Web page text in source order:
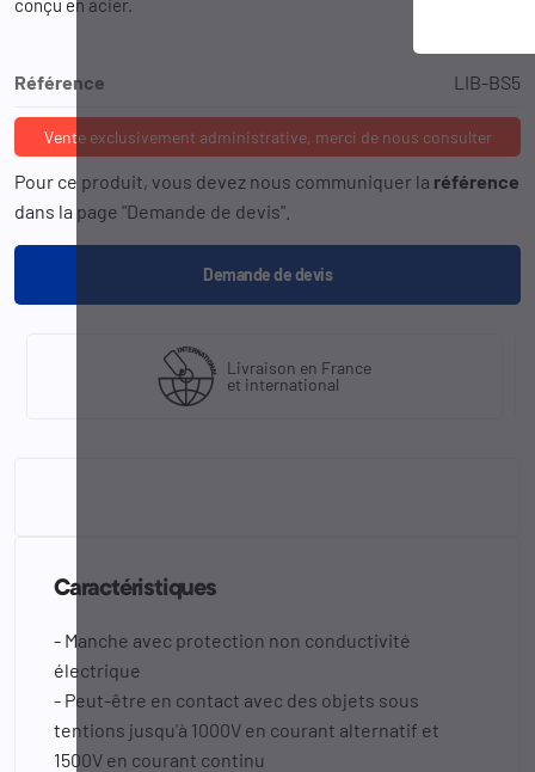
Référence LIB-BS5
Vente exclusivement administrative, merci de nous consulter
Pour ce produit, vous devez nous communiquer la référence
dans la page "Demande de devis".
Demande de devis
Livraison en France
et international
Caractéristiques
- Manche avec protection non conductivité
électrique
- Peut-être en contact avec des objets sous
tentions jusqu'à 1000V en courant alternatif et
1500V en courant continu